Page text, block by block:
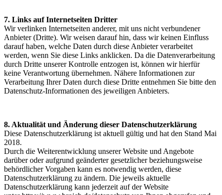
7. Links auf Internetseiten Dritter
Wir verlinken Internetseiten anderer, mit uns nicht verbundener
Anbieter (Dritte). Wir weisen darauf hin, dass wir keinen Einfluss
darauf haben, welche Daten durch diese Anbieter verarbeitet
werden, wenn Sie diese Links anklicken. Da die Datenverarbeitung
durch Dritte unserer Kontrolle entzogen ist, können wir hierfür
keine Verantwortung übernehmen. Nähere Informationen zur
Verarbeitung Ihrer Daten durch diese Dritte entnehmen Sie bitte den
Datenschutz-Informationen des jeweiligen Anbieters.
8. Aktualität und Änderung dieser Datenschutzerklärung
Diese Datenschutzerklärung ist aktuell gültig und hat den Stand Mai
2018.
Durch die Weiterentwicklung unserer Website und Angebote
darüber oder aufgrund geänderter gesetzlicher beziehungsweise
behördlicher Vorgaben kann es notwendig werden, diese
Datenschutzerklärung zu ändern. Die jeweils aktuelle
Datenschutzerklärung kann jederzeit auf der Website